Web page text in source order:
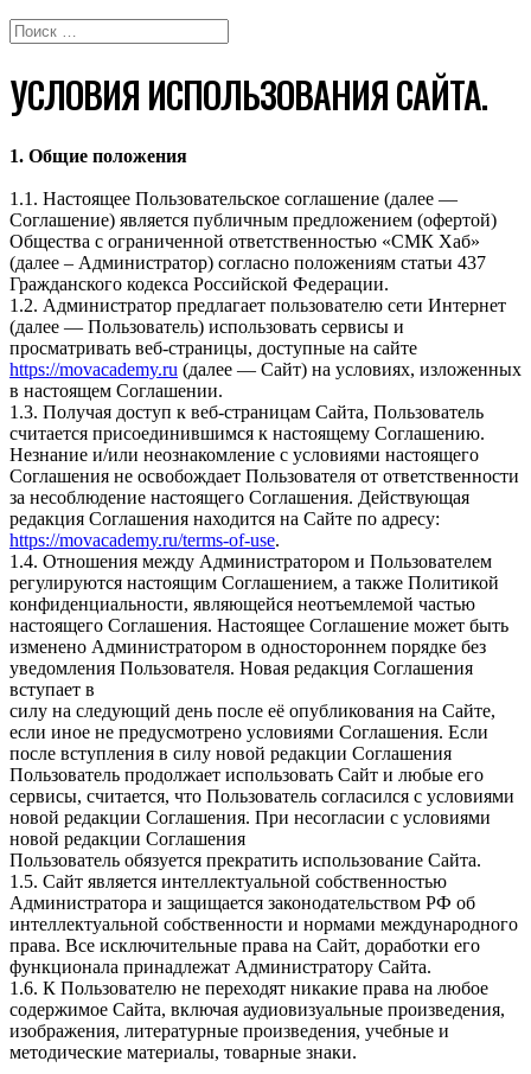
УСЛОВИЯ ИСПОЛЬЗОВАНИЯ САЙТА.
1. Общие положения
1.1. Настоящее Пользовательское соглашение (далее —
Соглашение) является публичным предложением (офертой)
Общества с ограниченной ответственностью «СМК Хаб»
(далее – Администратор) согласно положениям статьи 437
Гражданского кодекса Российской Федерации.
1.2. Администратор предлагает пользователю сети Интернет
(далее — Пользователь) использовать сервисы и
просматривать веб-страницы, доступные на сайте
https://movacademy.ru (далее — Сайт) на условиях, изложенных
в настоящем Соглашении.
1.3. Получая доступ к веб-страницам Cайта, Пользователь
считается присоединившимся к настоящему Соглашению.
Незнание и/или неознакомление с условиями настоящего
Соглашения не освобождает Пользователя от ответственности
за несоблюдение настоящего Соглашения. Действующая
редакция Соглашения находится на Сайте по адресу:
https://movacademy.ru/terms-of-use.
1.4. Отношения между Администратором и Пользователем
регулируются настоящим Соглашением, а также Политикой
конфиденциальности, являющейся неотъемлемой частью
настоящего Соглашения. Настоящее Соглашение может быть
изменено Администратором в одностороннем порядке без
уведомления Пользователя. Новая редакция Соглашения
вступает в
силу на следующий день после её опубликования на Сайте,
если иное не предусмотрено условиями Соглашения. Если
после вступления в силу новой редакции Соглашения
Пользователь продолжает использовать Сайт и любые его
сервисы, считается, что Пользователь согласился с условиями
новой редакции Соглашения. При несогласии с условиями
новой редакции Соглашения
Пользователь обязуется прекратить использование Сайта.
1.5. Сайт является интеллектуальной собственностью
Администратора и защищается законодательством РФ об
интеллектуальной собственности и нормами международного
права. Все исключительные права на Сайт, доработки его
функционала принадлежат Администратору Сайта.
1.6. К Пользователю не переходят никакие права на любое
содержимое Сайта, включая аудиовизуальные произведения,
изображения, литературные произведения, учебные и
методические материалы, товарные знаки.